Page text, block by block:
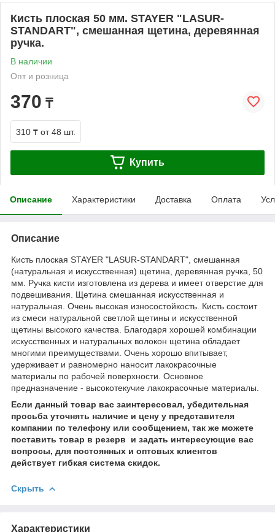
Кисть плоская 50 мм. STAYER "LASUR-
STANDART", смешанная щетина, деревянная
ручка.
В наличии
Опт и розница
370 ₸
310 ₸ от 48 шт.
Купить
Описание Характеристики Доставка Оплата
Описание
Кисть плоская STAYER "LASUR-STANDART", смешанная
(натуральная и искусственная) щетина, деревянная ручка, 50
мм. Ручка кисти изготовлена из дерева и имеет отверстие для
подвешивания. Щетина смешанная искусственная и
натуральная. Очень высокая износостойкость. Кисть состоит
из смеси натуральной светлой щетины и искусственной
щетины высокого качества. Благодаря хорошей комбинации
искусственных и натуральных волокон щетина обладает
многими преимуществами. Очень хорошо впитывает,
удерживает и равномерно наносит лакокрасочные
материалы по рабочей поверхности. Основное
предназначение - высокотекучие лакокрасочные материалы.
Если данный товар вас заинтересовал, убедительная
просьба уточнять наличие и цену у представителя
компании по телефону или сообщением, так же можете
поставить товар в резерв и задать интересующие вас
вопросы, для постоянных и оптовых клиентов
действует гибкая система скидок.
Скрыть
Характеристики